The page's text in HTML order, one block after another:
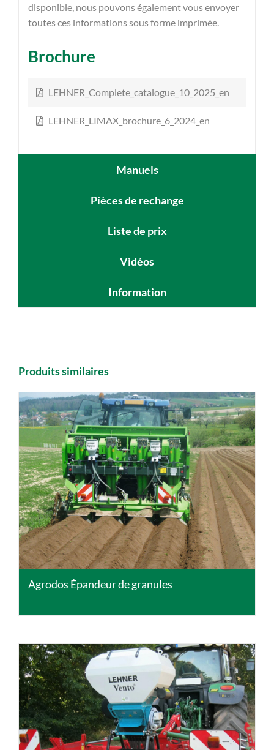
disponible, nous pouvons également vous envoyer
toutes ces informations sous forme imprimée.
Brochure
LEHNER_Complete_catalogue_10_2025_en
LEHNER_LIMAX_brochure_6_2024_en
Manuels
Pièces de rechange
Liste de prix
Vidéos
Information
Produits similaires
DETAILS
Agrodos Épandeur de granules
DETAILS